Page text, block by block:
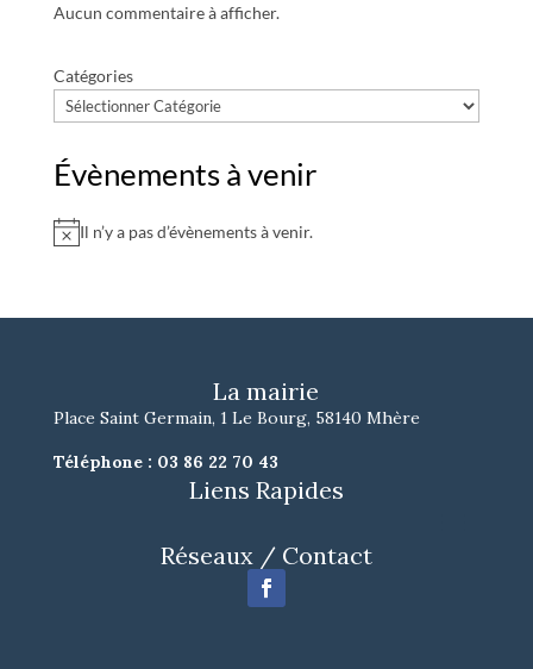
Aucun commentaire à afficher.
Catégories
Évènements à venir
Notice
Il n’y a pas d’évènements à venir.
La mairie
Place Saint Germain, 1 Le Bourg, 58140 Mhère
Téléphone : 03 86 22 70 43
Liens Rapides
Réseaux / Contact